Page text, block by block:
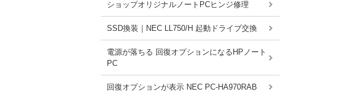
ショップオリジナルノートPCヒンジ修理
SSD換装｜NEC LL750/H 起動ドライブ交換
電源が落ちる 回復オプションになるHPノート
PC
回復オプションが表示 NEC PC-HA970RAB